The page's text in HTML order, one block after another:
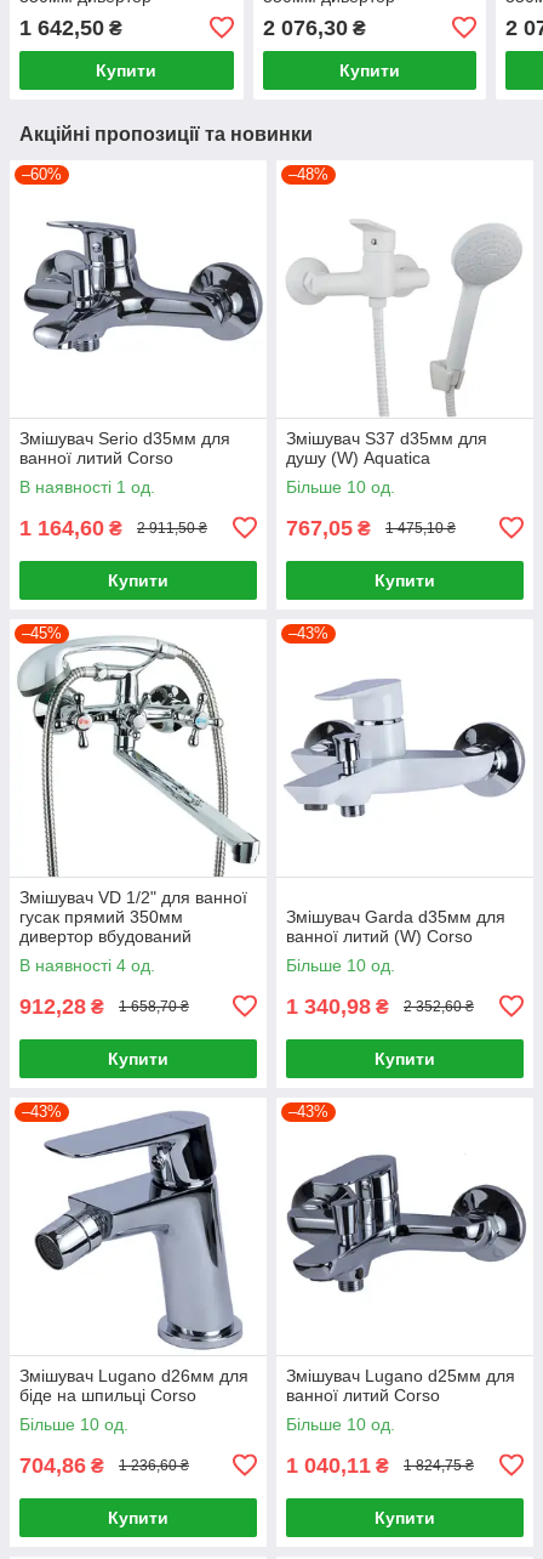
Aquatica
1 642,50 ₴
Купити
вбудований картрідж (B)
Aquatica
2 076,30₴
Купити
2
Акційні пропозиції та новинки
–60%
Змішувач Serio d35мм для
ванної литий Corso
В наявності 1 од.
1 164,60 ₴ 2 911,50 ₴
Купити
–48%
Змішувач S37 d35мм для
душу (W) Aquatica
Більше 10 од.
767,05 ₴ 1 475,10 ₴
Купити
–45%
Змішувач VD 1/2" для ванної
гусак прямий 350мм
дивертор вбудований
шаровий Tau
В наявності 4 од.
912,28 ₴ 1 658,70 ₴
Купити
–43%
Змішувач Garda d35мм для
ванної литий (W) Corso
Більше 10 од.
1 340,98 ₴ 2 352,60 ₴
Купити
–43%
Змішувач Lugano d26мм для
біде на шпильці Corso
Більше 10 од.
704,86 ₴ 1 236,60 ₴
Купити
–43%
Змішувач Lugano d25мм для
ванної литий Corso
Більше 10 од.
1 040,11 ₴ 1 824,75 ₴
Купити